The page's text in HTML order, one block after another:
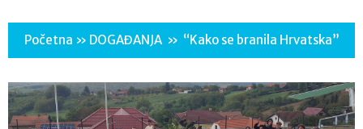
Početna » DOGAĐANJA » “Kako se branila Hrvatska”